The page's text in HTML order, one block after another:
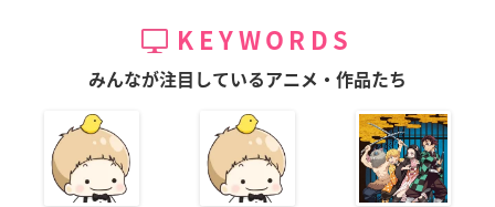
KEYWORDS
みんなが注目しているアニメ・作品たち